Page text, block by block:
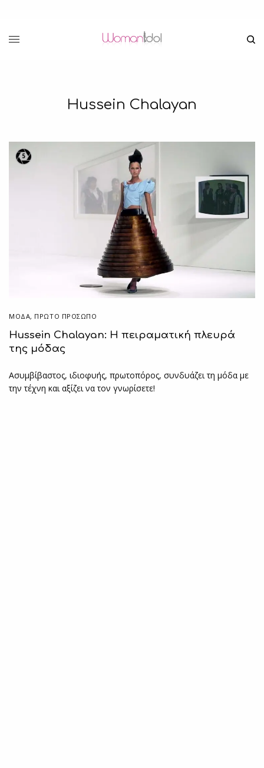
Hussein Chalayan
5
ΜΟΔΑ, ΠΡΏΤΟ ΠΡΌΣΩΠΟ
Hussein Chalayan: Η πειραματική πλευρά
της μόδας
Ασυμβίβαστος, ιδιοφυής, πρωτοπόρος, συνδυάζει τη μόδα με
την τέχνη και αξίζει να τον γνωρίσετε!